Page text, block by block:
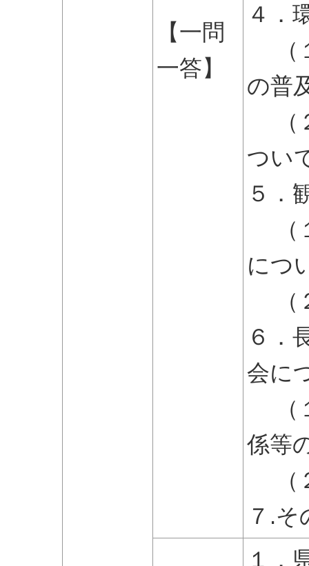
【一問
一答】
４．
（
の普
（
つい
５．
（
につ
（
６．
会に
（
係等
（
７.そ
１．